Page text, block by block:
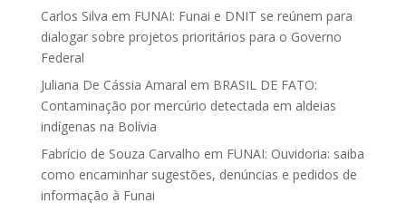
Carlos Silva em FUNAI: Funai e DNIT se reúnem para
dialogar sobre projetos prioritários para o Governo
Federal
Juliana De Cássia Amaral em BRASIL DE FATO:
Contaminação por mercúrio detectada em aldeias
indígenas na Bolívia
Fabrício de Souza Carvalho em FUNAI: Ouvidoria: saiba
como encaminhar sugestões, denúncias e pedidos de
informação à Funai